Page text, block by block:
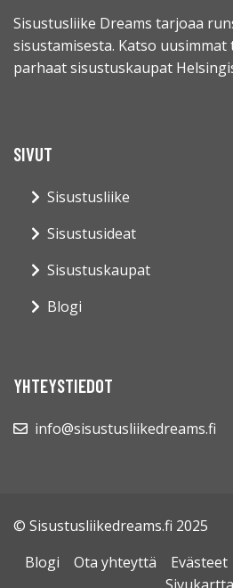
Sisustusliike Dreams tarjoaa
sisustamisesta. Katso uusimmat
parhaat sisustuskaupat
SIVUT
Sisustusliike
Sisustusideat
Sisustuskaupat
Blogi
YHTEYSTIEDOT
info@sisustusliikedreams.fi
© Sisustusliikedreams.fi 2025
Blogi
Ota yhteyttä Evästeet
Sivukartta